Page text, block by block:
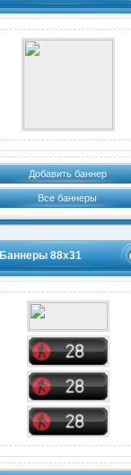
Добавить баннер
Все баннеры
Баннеры 88х31